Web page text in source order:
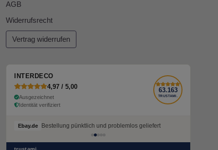
AGB
Widerrufsrecht
Vertrag widerrufen
INTERDECO
4,97 / 5,00
Ausgezeichnet
Identität verifiziert
63.163
TRUSTAMI.
Ebay.de Bestellung pünktlich und problemlos geliefert
Ebay.de Bestellung pünktlich und problemlos geliefert